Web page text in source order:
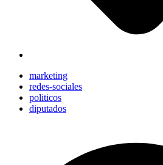
marketing
redes-sociales
politicos
diputados